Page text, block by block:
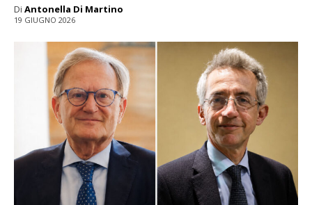
Di Antonella Di Martino
19 GIUGNO 2026